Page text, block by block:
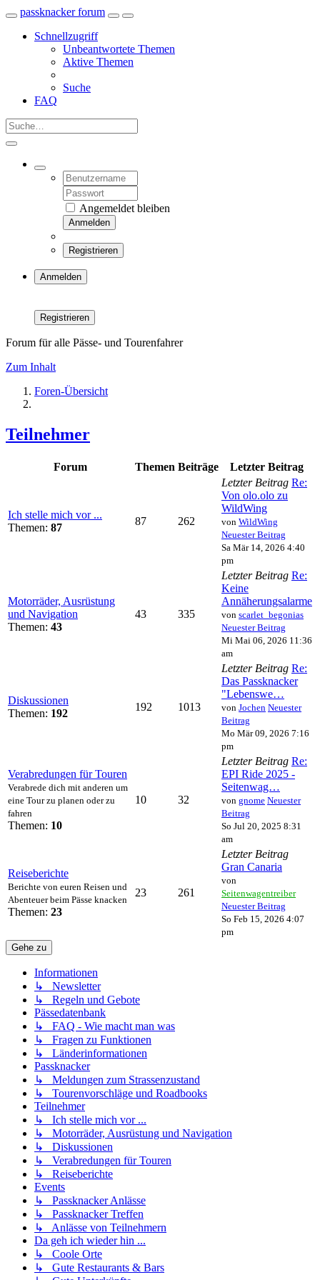
passknacker forum
Schnellzugriff
Unbeantwortete Themen
Aktive Themen
Suche
FAQ
Angemeldet bleiben
Anmelden
Registrieren
Anmelden
Registrieren
Forum für alle Pässe- und Tourenfahrer
Zum Inhalt
Foren-Übersicht
Teilnehmer
Forum Themen Beiträge Letzter Beitrag
Ich stelle mich vor ...
Themen: 87
87 262
Letzter Beitrag Re:
Von olo.olo zu
WildWing
von WildWing
Neuester Beitrag
Sa Mär 14, 2026 4:40
pm
Motorräder, Ausrüstung
und Navigation
Themen: 43
43 335
Letzter Beitrag Re:
Keine
Annäherungsalarme
von scarlet_begonias
Neuester Beitrag
Mi Mai 06, 2026 11:36
am
Diskussionen
Themen: 192
192 1013
Letzter Beitrag Re:
Das Passknacker
"Lebenswe…
von Jochen Neuester
Beitrag
Mo Mär 09, 2026 7:16
pm
Verabredungen für Touren
Verabrede dich mit anderen um
eine Tour zu planen oder zu
fahren
Themen: 10
10 32
Letzter Beitrag Re:
EPI Ride 2025 -
Seitenwag…
von gnome Neuester
Beitrag
So Jul 20, 2025 8:31
am
Reiseberichte
Berichte von euren Reisen und
Abenteuer beim Pässe knacken
Themen: 23
23 261
Letzter Beitrag
Gran Canaria
von
Seitenwagentreiber
Neuester Beitrag
So Feb 15, 2026 4:07
pm
Gehe zu
Informationen
↳ Newsletter
↳ Regeln und Gebote
Pässedatenbank
↳ FAQ - Wie macht man was
↳ Fragen zu Funktionen
↳ Länderinformationen
Passknacker
↳ Meldungen zum Strassenzustand
↳ Tourenvorschläge und Roadbooks
Teilnehmer
↳ Ich stelle mich vor ...
↳ Motorräder, Ausrüstung und Navigation
↳ Diskussionen
↳ Verabredungen für Touren
↳ Reiseberichte
Events
↳ Passknacker Anlässe
↳ Passknacker Treffen
↳ Anlässe von Teilnehmern
Da geh ich wieder hin ...
↳ Coole Orte
↳ Gute Restaurants & Bars